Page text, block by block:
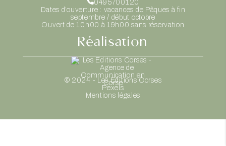
0495700120
Dates d’ouverture : vacances de Pâques à fin
septembre / début octobre
Ouvert de 10h00 à 19h00 sans réservation
Réalisation
© 2024 - Les Editions Corses
Pexels
Mentions légales